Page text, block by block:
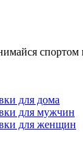
спортом
для дома
для мужчин
для женщин